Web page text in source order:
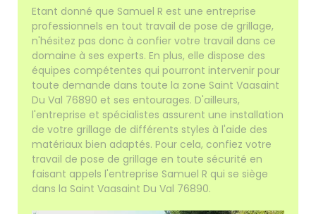
Etant donné que Samuel R est une entreprise
professionnels en tout travail de pose de grillage,
n'hésitez pas donc à confier votre travail dans ce
domaine à ses experts. En plus, elle dispose des
équipes compétentes qui pourront intervenir pour
toute demande dans toute la zone Saint Vaasaint
Du Val 76890 et ses entourages. D'ailleurs,
l'entreprise et spécialistes assurent une installation
de votre grillage de différents styles à l'aide des
matériaux bien adaptés. Pour cela, confiez votre
travail de pose de grillage en toute sécurité en
faisant appels l'entreprise Samuel R qui se siège
dans la Saint Vaasaint Du Val 76890.